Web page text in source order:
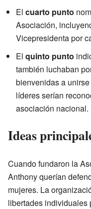
El cuarto punto
Asociación,
Vicepresidenta por
El quinto punto
también luchaban
bienvenidas a
líderes serían
asociación nacional.
Ideas
Cuando fundaron la
Anthony querían
mujeres. La
libertades individuales